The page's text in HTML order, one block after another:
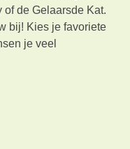
de Gelaarsde Kat.
bij! Kies je favoriete
je veel